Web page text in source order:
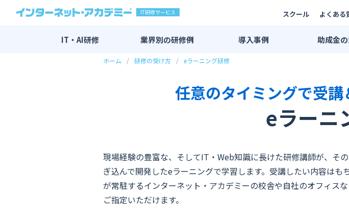
IT研修サービス スクール よくある
IT・AI研修
IT・AI研修 全一覧
マーケティング研修
業界別の研修例 導入事例
エンジニア研修事例
業界別活用例
広告・メディア業界
金融・保険業界
メーカー系
助成金
ホーム 研修の受け方 eラーニング研修
任意のタイミングで受
eラーニ
現場経験の豊富な、そしてIT・Web知識に長けた研修講師が、そ
ぎ込んで開発したeラーニングで学習します。受講したい内容はも
が常駐するインターネット・アカデミーの校舎や自社のオフィス
ご指定いただけます。